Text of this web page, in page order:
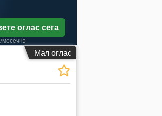
оглас сега
месечно
Мал оглас